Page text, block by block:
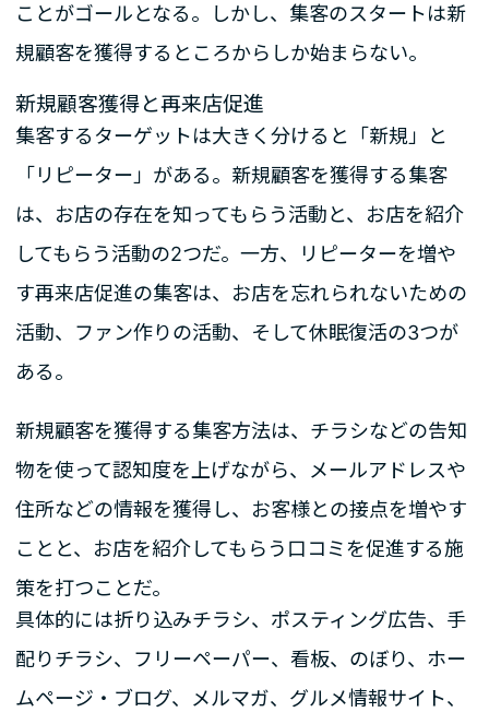
ことがゴールとなる。しかし、集客のスタートは新
規顧客を獲得するところからしか始まらない。
新規顧客獲得と再来店促進
集客するターゲットは大きく分けると「新規」と
「リピーター」がある。新規顧客を獲得する集客
は、お店の存在を知ってもらう活動と、お店を紹介
してもらう活動の2つだ。一方、リピーターを増や
す再来店促進の集客は、お店を忘れられないための
活動、ファン作りの活動、そして休眠復活の3つが
ある。
新規顧客を獲得する集客方法は、チラシなどの告知
物を使って認知度を上げながら、メールアドレスや
住所などの情報を獲得し、お客様との接点を増やす
ことと、お店を紹介してもらう口コミを促進する施
策を打つことだ。
具体的には折り込みチラシ、ポスティング広告、手
配りチラシ、フリーペーパー、看板、のぼり、ホー
ムページ・ブログ、メルマガ、グルメ情報サイト、